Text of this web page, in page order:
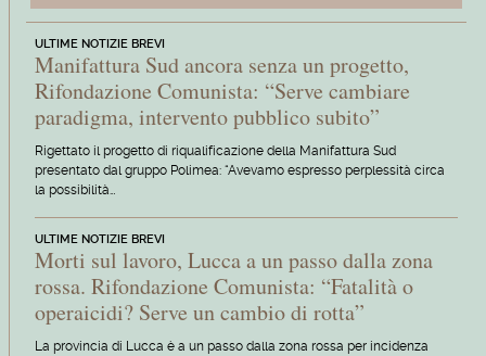
ULTIME NOTIZIE BREVI
Manifattura Sud ancora senza un progetto,
Rifondazione Comunista: “Serve cambiare
paradigma, intervento pubblico subito”
Rigettato il progetto di riqualificazione della Manifattura Sud
presentato dal gruppo Polimea: “Avevamo espresso perplessità circa
la possibilità…
ULTIME NOTIZIE BREVI
Morti sul lavoro, Lucca a un passo dalla zona
rossa. Rifondazione Comunista: “Fatalità o
operaicidi? Serve un cambio di rotta”
La provincia di Lucca è a un passo dalla zona rossa per incidenza